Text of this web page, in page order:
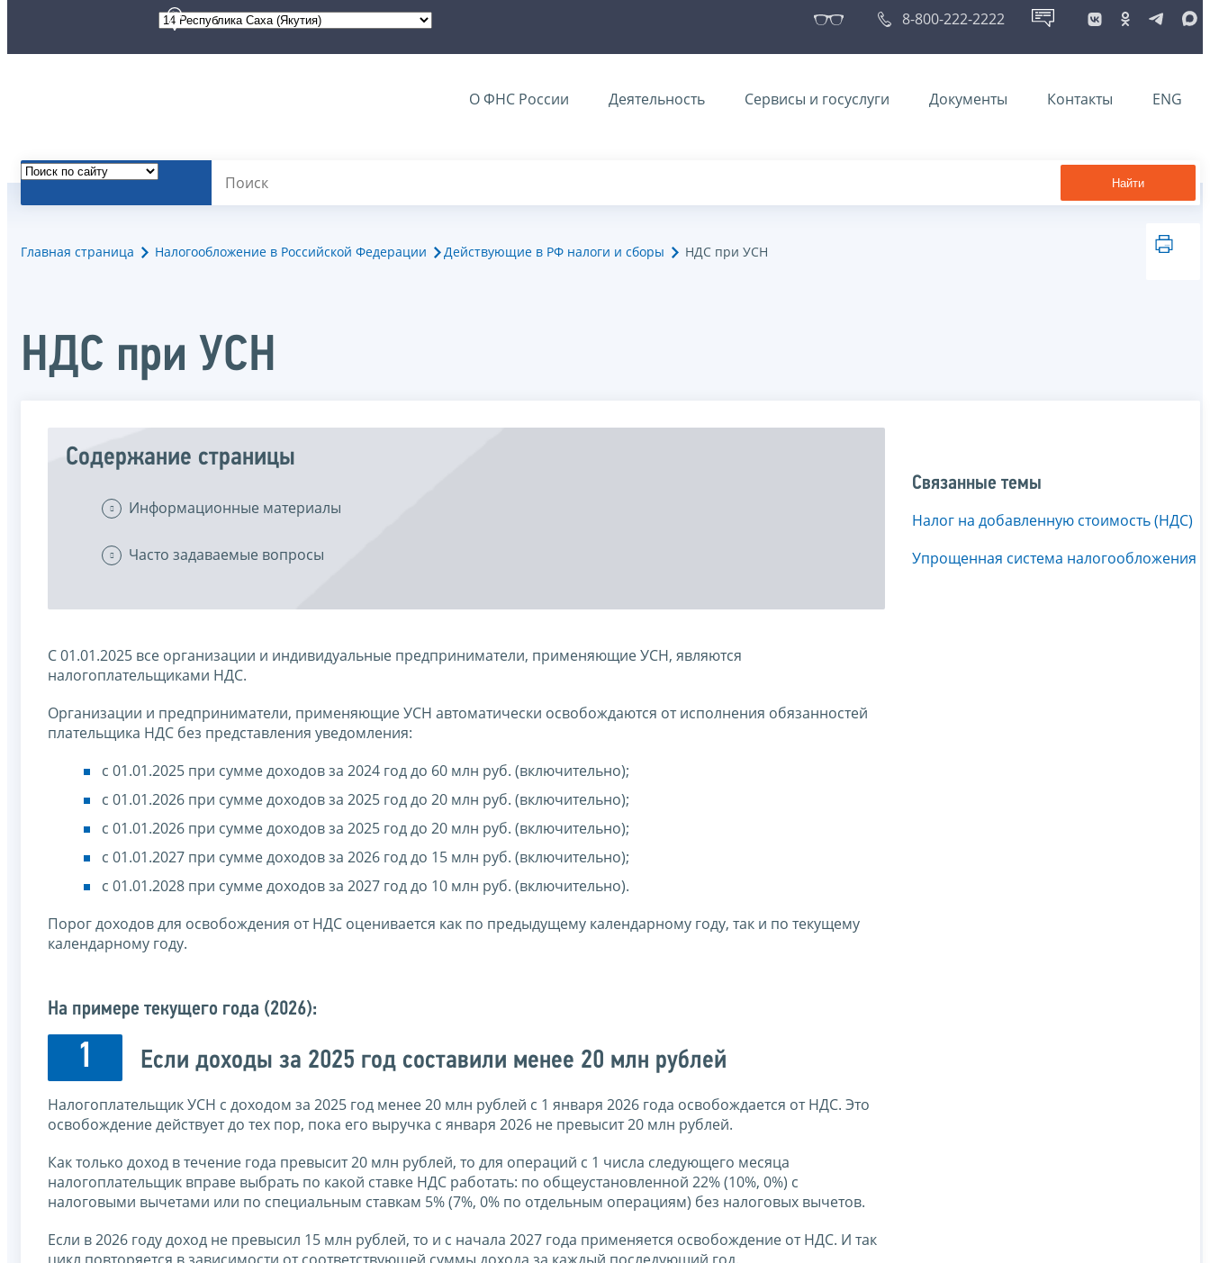
8-800-222-2222
О ФНС России Деятельность Сервисы и госуслуги Документы Контакты ENG
Найти
Главная страница Налогообложение в Российской Федерации Действующие в РФ налоги и сборы НДС при УСН
НДС при УСН
Содержание страницы
Информационные материалы
Часто задаваемые вопросы
С 01.01.2025 все организации и индивидуальные предприниматели, применяющие УСН, являются
налогоплательщиками НДС.
Организации и предприниматели, применяющие УСН автоматически освобождаются от исполнения обязанностей
плательщика НДС без представления уведомления:
с 01.01.2025 при сумме доходов за 2024 год до 60 млн руб. (включительно);
с 01.01.2026 при сумме доходов за 2025 год до 20 млн руб. (включительно);
с 01.01.2026 при сумме доходов за 2025 год до 20 млн руб. (включительно);
с 01.01.2027 при сумме доходов за 2026 год до 15 млн руб. (включительно);
с 01.01.2028 при сумме доходов за 2027 год до 10 млн руб. (включительно).
Порог доходов для освобождения от НДС оценивается как по предыдущему календарному году, так и по текущему
календарному году.
На примере текущего года (2026):
1 Если доходы за 2025 год составили менее 20 млн рублей
Налогоплательщик УСН с доходом за 2025 год менее 20 млн рублей с 1 января 2026 года освобождается от НДС. Это
освобождение действует до тех пор, пока его выручка с января 2026 не превысит 20 млн рублей.
Как только доход в течение года превысит 20 млн рублей, то для операций с 1 числа следующего месяца
налогоплательщик вправе выбрать по какой ставке НДС работать: по общеустановленной 22% (10%, 0%) с
налоговыми вычетами или по специальным ставкам 5% (7%, 0% по отдельным операциям) без налоговых вычетов.
Если в 2026 году доход не превысил 15 млн рублей, то и с начала 2027 года применяется освобождение от НДС. И так
цикл повторяется в зависимости от соответствующей суммы дохода за каждый последующий год.
Связанные темы
Налог на добавленную стоимость (НДС)
Упрощенная система налогообложения